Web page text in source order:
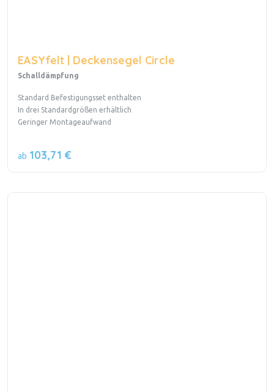
EASYfelt | Deckensegel Circle
Schalldämpfung
Standard Befestigungsset enthalten
In drei Standardgrößen erhältlich
Geringer Montageaufwand
ab 103,71 €